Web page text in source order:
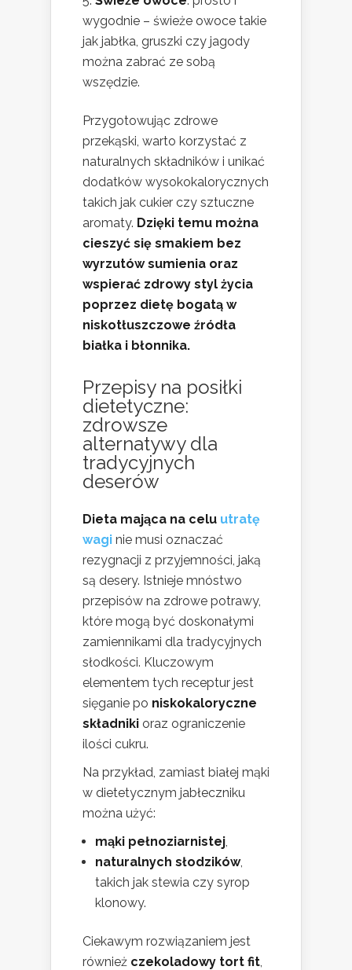
wygodnie – świeże owoce takie
jak jabłka, gruszki czy jagody
można zabrać ze sobą
wszędzie.
Przygotowując zdrowe
przekąski, warto korzystać z
naturalnych składników i unikać
dodatków wysokokalorycznych
takich jak cukier czy sztuczne
aromaty. Dzięki temu można
cieszyć się smakiem bez
wyrzutów sumienia oraz
wspierać zdrowy styl życia
poprzez dietę bogatą w
niskotłuszczowe źródła
białka i błonnika.
Przepisy na posiłki
dietetyczne:
zdrowsze
alternatywy dla
tradycyjnych
deserów
Dieta mająca na celu utratę
wagi nie musi oznaczać
rezygnacji z przyjemności, jaką
są desery. Istnieje mnóstwo
przepisów na zdrowe potrawy,
które mogą być doskonałymi
zamiennikami dla tradycyjnych
słodkości. Kluczowym
elementem tych receptur jest
sięganie po niskokaloryczne
składniki oraz ograniczenie
ilości cukru.
Na przykład, zamiast białej mąki
w dietetycznym jabłeczniku
można użyć:
mąki pełnoziarnistej,
naturalnych słodzików,
takich jak stewia czy syrop
klonowy.
Ciekawym rozwiązaniem jest
również czekoladowy tort fit,